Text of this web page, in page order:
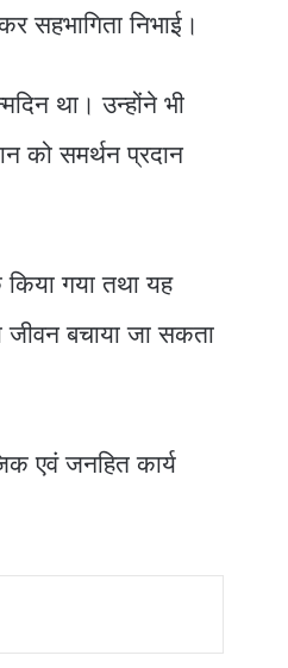
सहभागिता निभाई।
था। उन्होंने भी
को समर्थन प्रदान
गया तथा यह
बचाया जा सकता
एवं जनहित कार्य